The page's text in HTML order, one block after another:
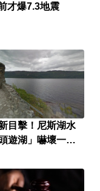
才爆7.3地震
目擊！尼斯湖水
遊湖」嚇壞一票